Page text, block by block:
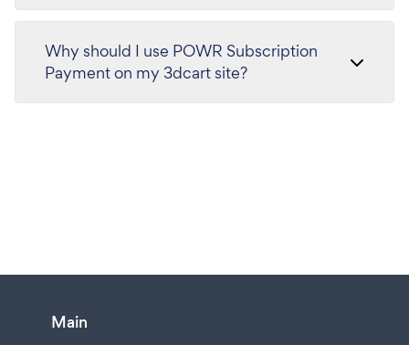
Why should I use POWR Subscription
Payment on my 3dcart site?
Main